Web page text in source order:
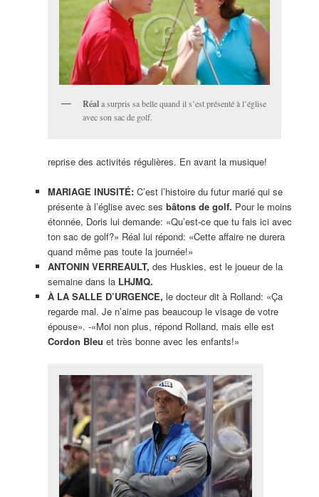
Réala surpris sa belle quand il s’est présenté à l’église
avec son sac de golf.
reprise des activités régulières. En avant la musique!
MARIAGE INUSITÉ:C’est l’histoire du futur marié qui se
présente à l’église avec ses bâtons de golf. Pour le moins
étonnée, Doris lui demande: «Qu’est-ce que tu fais ici avec
ton sac de golf?» Réal lui répond: «Cette affaire ne durera
quand même pas toute la journée!»
ANTONIN VERREAULT, des Huskies, est le joueur de la
semaine dans la LHJMQ.
À LA SALLE D’URGENCE, le docteur dit à Rolland: «Ça
regarde mal. Je n’aime pas beaucoup le visage de votre
épouse». -«Moi non plus, répond Rolland, mais elle est
Cordon Bleu et très bonne avec les enfants!»